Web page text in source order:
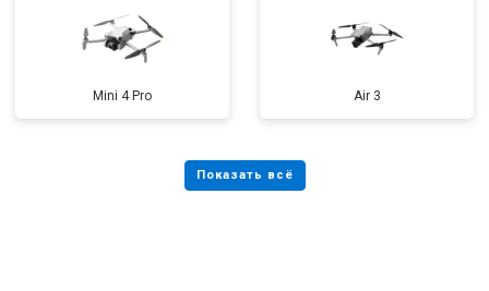
Mini 4 Pro Air 3